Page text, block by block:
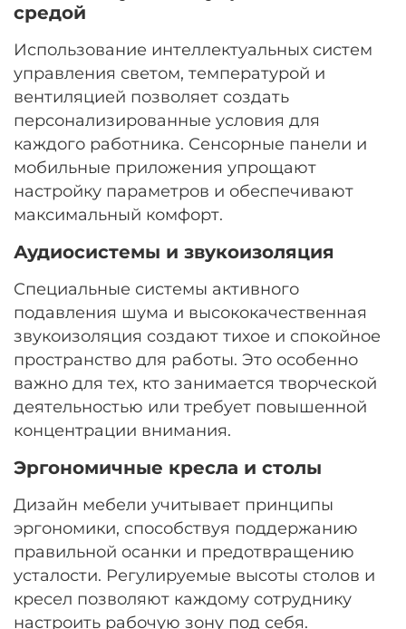
средой
Использование интеллектуальных систем
управления светом, температурой и
вентиляцией позволяет создать
персонализированные условия для
каждого работника. Сенсорные панели и
мобильные приложения упрощают
настройку параметров и обеспечивают
максимальный комфорт.
Аудиосистемы и звукоизоляция
Специальные системы активного
подавления шума и высококачественная
звукоизоляция создают тихое и спокойное
пространство для работы. Это особенно
важно для тех, кто занимается творческой
деятельностью или требует повышенной
концентрации внимания.
Эргономичные кресла и столы
Дизайн мебели учитывает принципы
эргономики, способствуя поддержанию
правильной осанки и предотвращению
усталости. Регулируемые высоты столов и
кресел позволяют каждому сотруднику
настроить рабочую зону под себя.